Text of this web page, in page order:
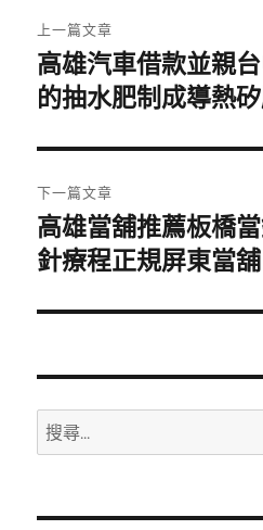
章
導
覽
上一篇文章
上
一
文
章:
高雄汽車借款並親
的抽水肥制成導熱
下一篇文章
下
一
文
高雄當舖推薦板橋
針療程正規屏東當舖
搜
尋
鍵